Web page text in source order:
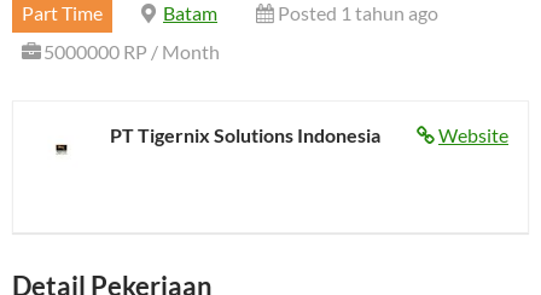
Part Time Batam
Posted 1 tahun ago
5000000 RP / Month
Website
PT Tigernix Solutions Indonesia
Detail Pekerjaan